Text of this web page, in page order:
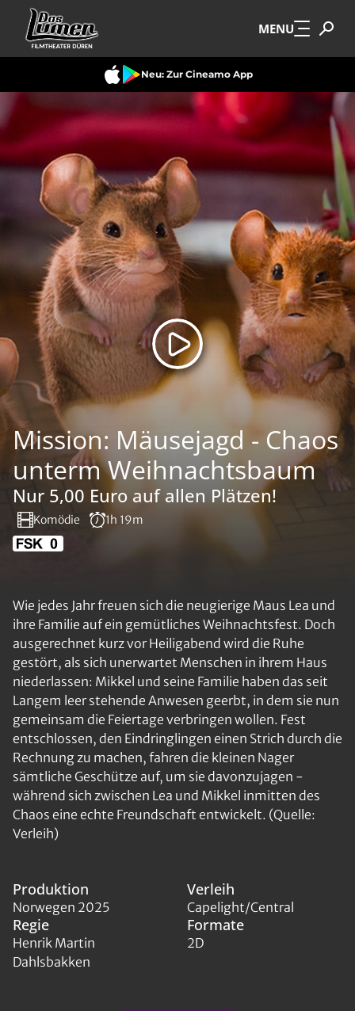
Zum Hauptinhalt springen MENU
Neu: Zur Cineamo App
Mission: Mäusejagd - Chaos
unterm Weihnachtsbaum
Nur 5,00 Euro auf allen Plätzen!
Komödie 1h 19m
Wie jedes Jahr freuen sich die neugierige Maus Lea und
ihre Familie auf ein gemütliches Weihnachtsfest. Doch
ausgerechnet kurz vor Heiligabend wird die Ruhe
gestört, als sich unerwartet Menschen in ihrem Haus
niederlassen: Mikkel und seine Familie haben das seit
Langem leer stehende Anwesen geerbt, in dem sie nun
gemeinsam die Feiertage verbringen wollen. Fest
entschlossen, den Eindringlingen einen Strich durch die
Rechnung zu machen, fahren die kleinen Nager
sämtliche Geschütze auf, um sie davonzujagen -
während sich zwischen Lea und Mikkel inmitten des
Chaos eine echte Freundschaft entwickelt. (Quelle:
Verleih)
Produktion
Norwegen 2025
Verleih
Capelight/Central
Regie
Henrik Martin
Dahlsbakken
Formate
2D